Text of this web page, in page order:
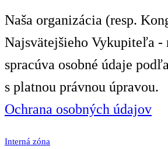
Naša organizácia (resp.
Najsvätejšieho Vykupiteľa -
spracúva osobné údaje
s platnou právnou úpravou.
Ochrana osobných údajov
Interná zóna